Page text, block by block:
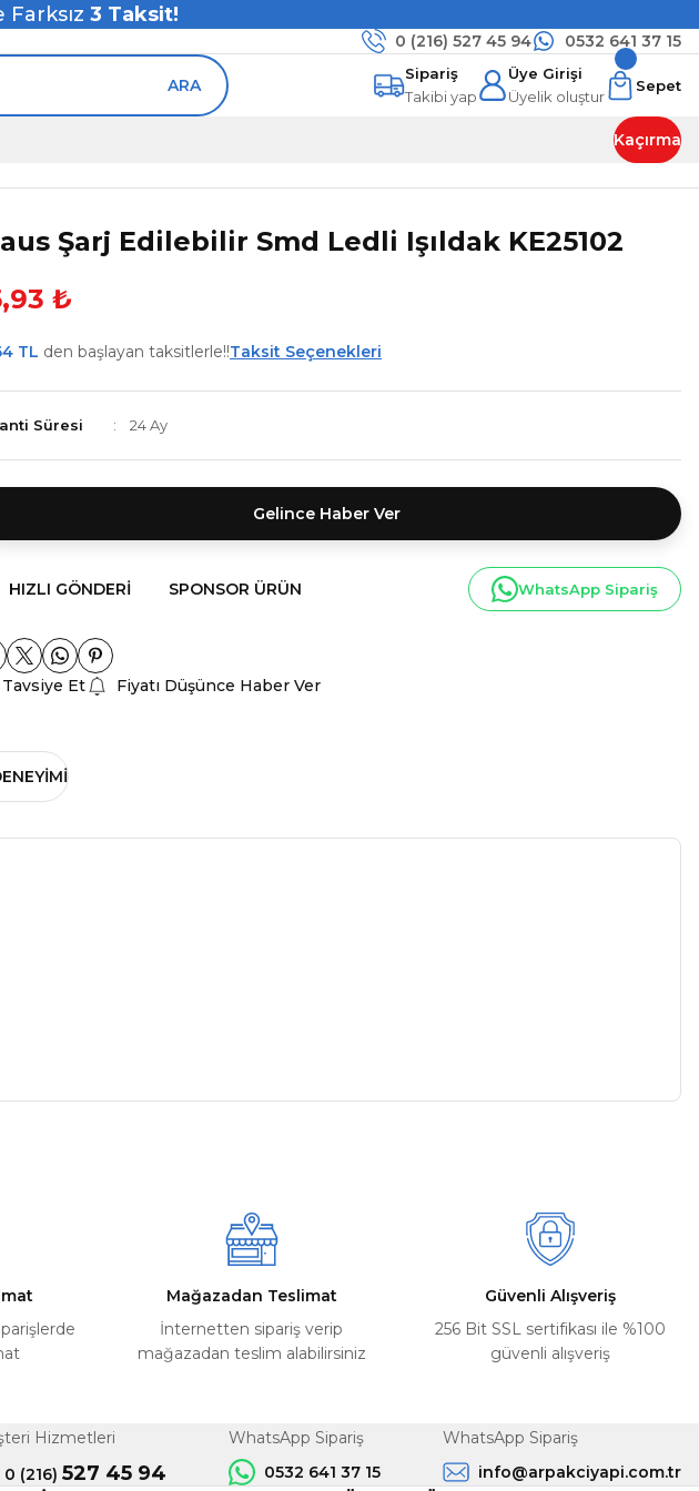
3 Taksit!
0 (216) 527 45 94 0532 641 37 15
ARA
Sipariş
Takibi yap
Üye Girişi
Üyelik oluştur
Sepet
Kaçırma
Şarj Edilebilir Smd Ledli Işıldak KE25102
₺
TL den başlayan taksitlerle!!Taksit Seçenekleri
Süresi 24 Ay
Gelince Haber Ver
HIZLI GÖNDERI SPONSOR ÜRÜN WhatsApp Sipariş
Tavsiye Et Fiyatı Düşünce Haber Ver
Mağazadan Teslimat
İnternetten sipariş verip
mağazadan teslim alabilirsiniz
Güvenli Alışveriş
256 Bit SSL sertifikası ile %100
güvenli alışveriş
Hizmetleri
0 (216) 527 45 94
WhatsApp Sipariş
0532 641 37 15
WhatsApp Sipariş
info@arpakciyapi.com.tr